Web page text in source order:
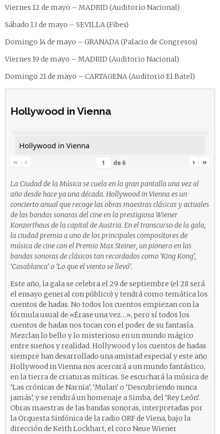
Viernes 12 de mayo – MADRID (Auditorio Nacional)
Sábado 13 de mayo – SEVILLA (Fibes)
Domingo 14 de mayo – GRANADA (Palacio de Congresos)
Viernes 19 de mayo – MADRID (Auditorio Nacional)
Domingo 21 de mayo – CARTAGENA (Auditorio El Batel)
Hollywood in Vienna
Hollywood in Vienna
«
‹ de6 › »
La Ciudad de la Música se cuela en la gran pantalla una vez al
año desde hace ya una década. Hollywood in Vienna es un
concierto anual que recoge las obras maestras clásicas y actuales
de las bandas sonaras del cine en la prestigiosa Wiener
Konzerthaus de la capital de Austria. En el transcurso de la gala,
la ciudad premia a uno de los principales compositores de
música de cine con el Premio Max Steiner, un pionero en las
bandas sonoras de clásicos tan recordados como ‘King Kong’,
‘Casablanca’ o ‘Lo que el viento se llevó’.
Este año, la gala se celebra el 29 de septiembre (el 28 será
el ensayo general con público) y tendrá como temática los
cuentos de hadas. No todos los cuentos empiezan con la
fórmula usual de «Érase una vez…», pero sí todos los
cuentos de hadas nos tocan con el poder de su fantasía.
Mezclan lo bello y lo misterioso en un mundo mágico
entre sueños y realidad. Hollywood y los cuentos de hadas
siempre han desarrollado una amistad especial y este año
Hollywood in Vienna nos acercará a un mundo fantástico,
en la tierra de criaturas míticas. Se escuchará la música de
‘Las crónicas de Narnia’, ‘Mulan’ o ‘Descubriendo nunca
jamás’, y se rendirá un homenaje a Simba, del ‘Rey León’.
Obras maestras de las bandas sonoras, interpretadas por
la Orquesta Sinfónica de la radio ORF de Viena, bajo la
dirección de Keith Lockhart, el coro Neue Wiener